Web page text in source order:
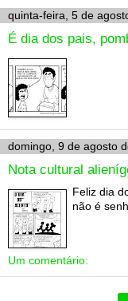
quinta-feira, 5 de
É dia dos pais,
domingo, 9 de agosto
Nota cultural
Feliz dia
não é
Um comentário: